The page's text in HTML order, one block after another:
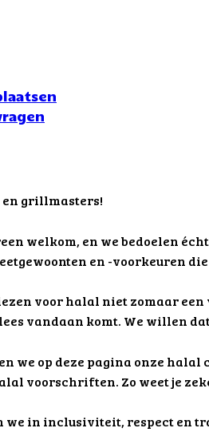
grillmasters!
welkom, en we bedoelen
en -voorkeuren
voor halal niet zomaar
vandaan komt. We willen
we op deze pagina onze
voorschriften. Zo weet je
we in inclusiviteit, respect en